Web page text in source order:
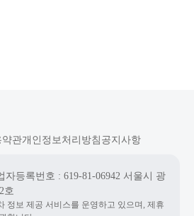
약관개인정보처리방침 공지사항
등록번호 : 619-81-06942 서울시 광
호
정보 제공 서비스를 운영하고 있으며, 제휴